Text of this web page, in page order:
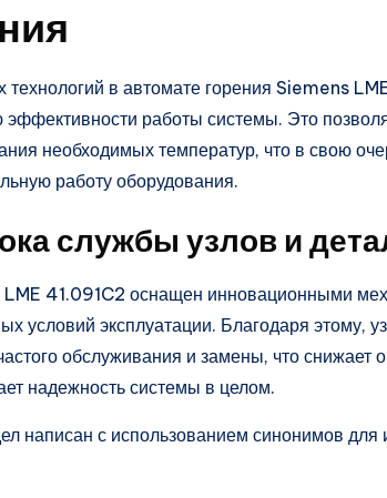
в автомате горения Siemens
работы системы. Это
необходимых температур, что в свою
работу оборудования.
службы узлов и
41.091C2 оснащен инновационными
условий эксплуатации. Благодаря этому,
обслуживания и замены, что снижает
надежность системы в целом.
написан с использованием синонимов для